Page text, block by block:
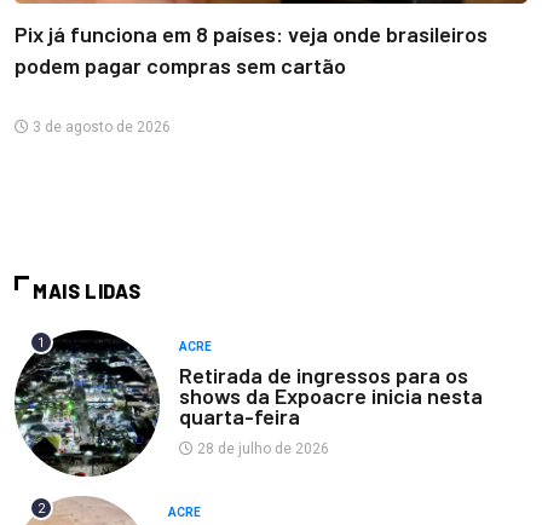
Pix já funciona em 8 países: veja onde brasileiros
podem pagar compras sem cartão
3 de agosto de 2026
MAIS LIDAS
1 ACRE
Retirada de ingressos para os
shows da Expoacre inicia nesta
quarta-feira
28 de julho de 2026
2 ACRE